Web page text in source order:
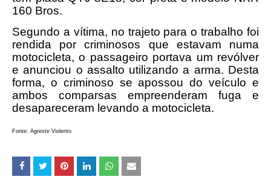
160 Bros.
Segundo a vítima, no trajeto para o trabalho foi
rendida por criminosos que estavam numa
motocicleta, o passageiro portava um revólver
e anunciou o assalto utilizando a arma. Desta
forma, o criminoso se apossou do veículo e
ambos comparsas empreenderam fuga e
desapareceram levando a motocicleta.
Fonte: Agreste Violento